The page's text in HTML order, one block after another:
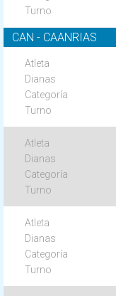
CAN - CAANRIAS